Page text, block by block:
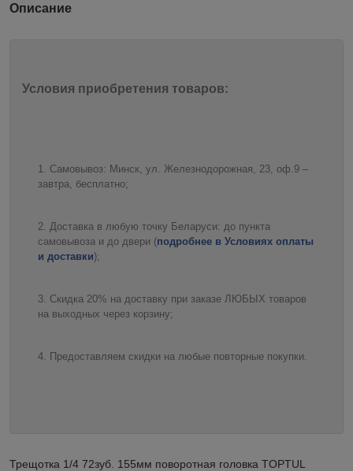
Описание
Условия приобретения товаров:
Самовывоз: Минск, ул. Железнодорожная, 23, оф.9 –
завтра, бесплатно;
Доставка в любую точку Беларуси: до пункта
самовывоза и до двери (подробнее в Условиях оплаты
и доставки);
Скидка 20% на доставку при заказе ЛЮБЫХ товаров
на выходных через корзину;
Предоставляем скидки на любые повторные покупки.
Трещотка 1/4 72зуб. 155мм поворотная головка TOPTUL